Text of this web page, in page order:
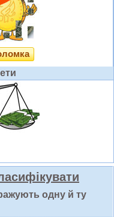
одну й ту